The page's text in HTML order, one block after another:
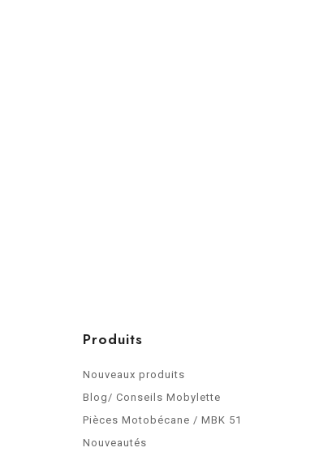
Produits
Nouveaux produits
Blog/ Conseils Mobylette
Pièces Motobécane / MBK 51
Nouveautés